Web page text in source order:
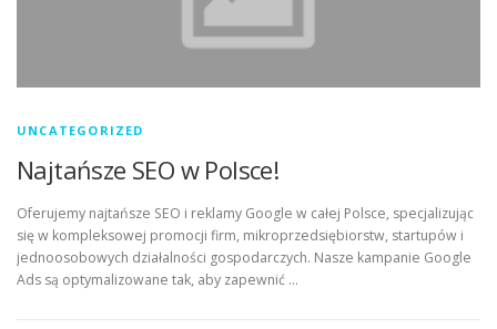
UNCATEGORIZED
Najtańsze SEO w Polsce!
Oferujemy najtańsze SEO i reklamy Google w całej Polsce, specjalizując
się w kompleksowej promocji firm, mikroprzedsiębiorstw, startupów i
jednoosobowych działalności gospodarczych. Nasze kampanie Google
Ads są optymalizowane tak, aby zapewnić …